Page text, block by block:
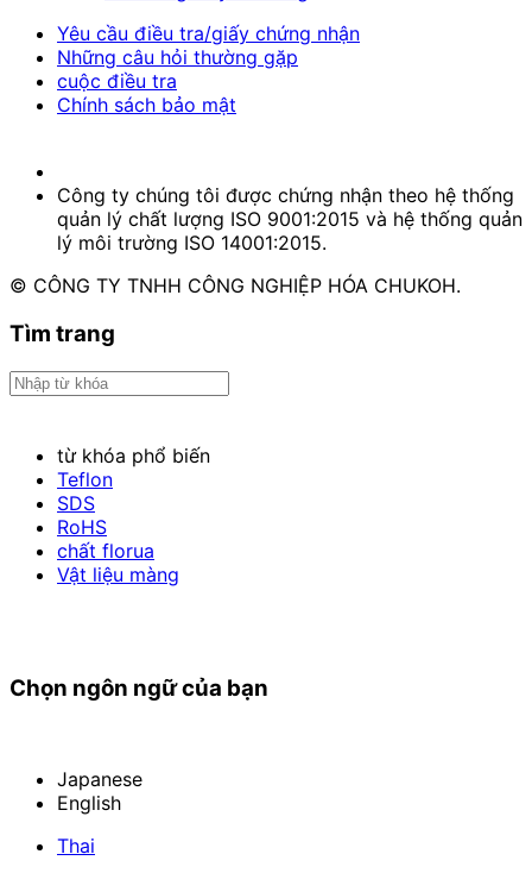
Yêu cầu điều tra/giấy chứng nhận
Những câu hỏi thường gặp
cuộc điều tra
Chính sách bảo mật
Công ty chúng tôi được chứng nhận theo hệ thống
quản lý chất lượng ISO 9001:2015 và hệ thống quản
lý môi trường ISO 14001:2015.
© CÔNG TY TNHH CÔNG NGHIỆP HÓA CHUKOH.
Tìm trang
từ khóa phổ biến
Teflon
SDS
RoHS
chất florua
Vật liệu màng
Chọn ngôn ngữ của bạn
Japanese
English
Thai